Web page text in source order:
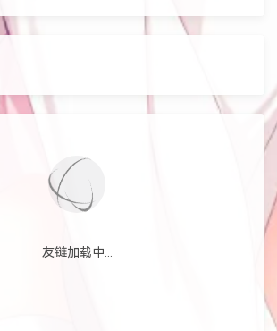
友链加载中...